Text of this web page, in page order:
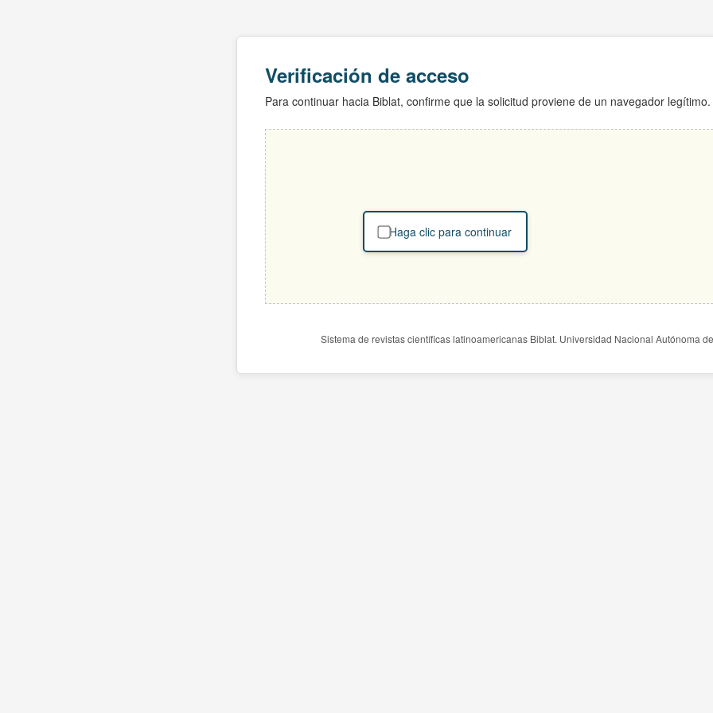
Verificación de acceso
Para continuar hacia Biblat, confirme que la solicitud proviene de un navegador legítimo.
Haga clic para continuar
Sistema de revistas científicas latinoamericanas Biblat. Universidad Nacional Autónoma